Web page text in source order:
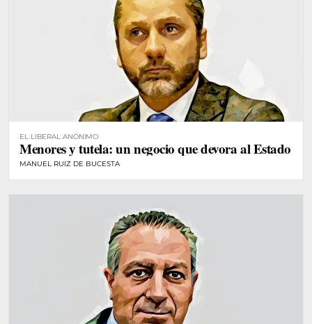
EL LIBERAL ANÓNIMO
Menores y tutela: un negocio que devora al Estado
MANUEL RUIZ DE BUCESTA